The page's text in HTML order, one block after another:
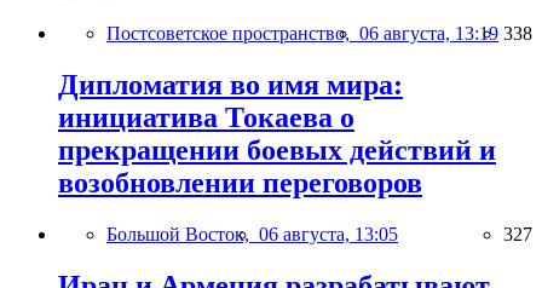
Постсоветское пространство, 06 августа, 13:19 338
Дипломатия во имя мира:
инициатива Токаева о
прекращении боевых действий и
возобновлении переговоров
Большой Восток, 06 августа, 13:05 327